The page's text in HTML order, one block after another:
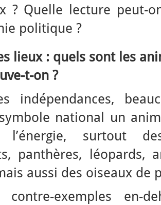
? Quelle lecture peut-
politique ?
lieux : quels sont les
t-on ?
indépendances,
national un
l’énergie, surtout
panthères, léopards,
aussi des oiseaux de
contre-exemples en-